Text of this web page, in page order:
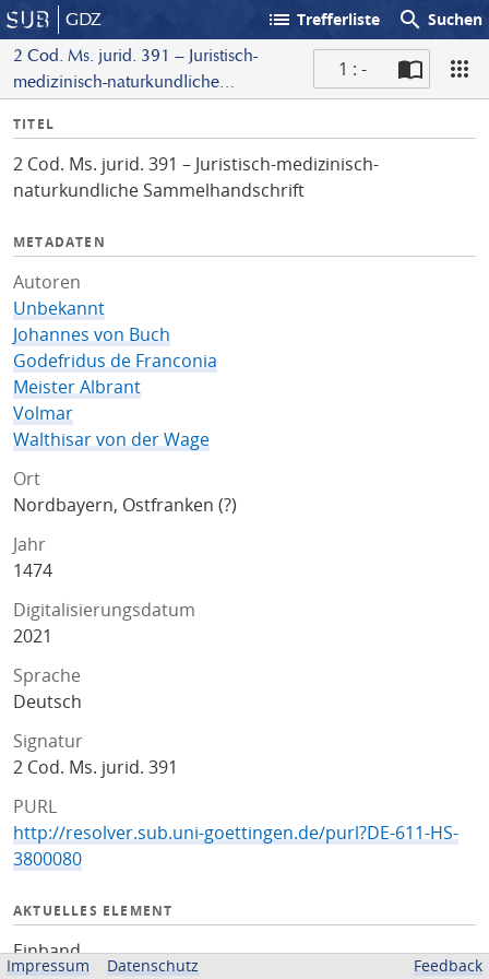
GDZ list Trefferliste search Suchen
2 Cod. Ms. jurid. 391 – Juristisch-
medizinisch-naturkundliche
1 : -
I
f
o
TITEL
2 Cod. Ms. jurid. 391 – Juristisch-medizinisch-
naturkundliche Sammelhandschrift
METADATEN
Autoren
Unbekannt
Johannes von Buch
Godefridus de Franconia
Meister Albrant
Volmar
Walthisar von der Wage
Ort
Nordbayern, Ostfranken (?)
Jahr
1474
Digitalisierungsdatum
2021
Sprache
Deutsch
Signatur
2 Cod. Ms. jurid. 391
PURL
http://resolver.sub.uni-goettingen.de/purl?DE-611-HS-
3800080
AKTUELLES ELEMENT
Einband
Impressum Datenschutz Feedback